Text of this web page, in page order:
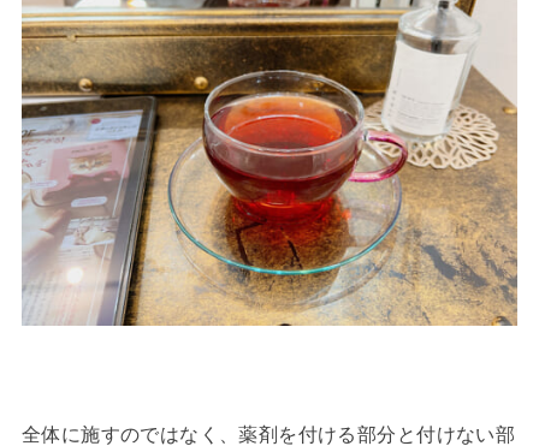
全体に施すのではなく、薬剤を付ける部分と付けない部